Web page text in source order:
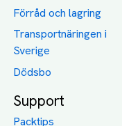
Förråd och lagring
Transportnäringen i
Sverige
Dödsbo
Support
Packtips